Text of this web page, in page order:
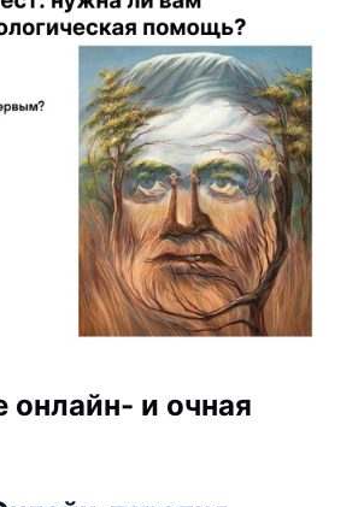
онлайн- и очная